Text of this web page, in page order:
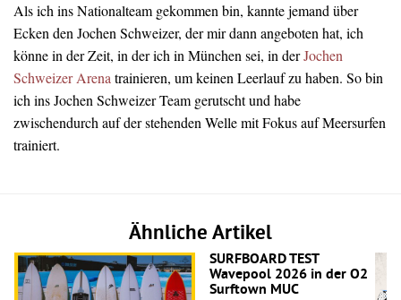
Als ich ins Nationalteam gekommen bin, kannte jemand über
Ecken den Jochen Schweizer, der mir dann angeboten hat, ich
könne in der Zeit, in der ich in München sei, in derJochen
Schweizer Arenatrainieren, um keinen Leerlauf zu haben. So bin
ich ins Jochen Schweizer Team gerutscht und habe
zwischendurch auf der stehenden Welle mit Fokus auf Meersurfen
trainiert.
Ähnliche Artikel
SURFBOARD TEST
Wavepool 2026 in der O2
Surftown MUC